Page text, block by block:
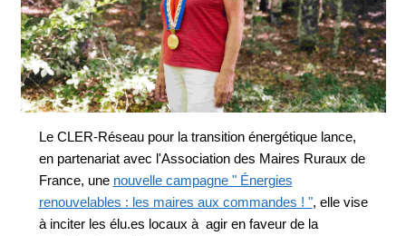
Le CLER-Réseau pour la transition énergétique lance,
en partenariat avec l'Association des Maires Ruraux de
France, une nouvelle campagne " Énergies
renouvelables : les maires aux commandes ! ", elle vise
à inciter les élu.es locaux à agir en faveur de la